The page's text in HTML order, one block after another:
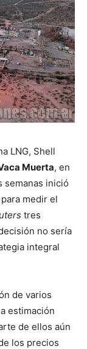
LNG, Shell
Muerta, en
semanas inició
medir el
tres
no sería
integral
de varios
estimación
de ellos aún
los precios